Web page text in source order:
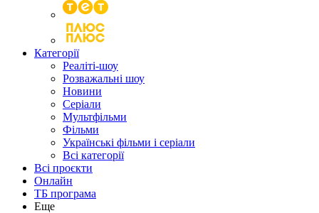
Категорії
Реаліті-шоу
Розважальні шоу
Новини
Серіали
Мультфільми
Фільми
Українські фільми і серіали
Всі категорії
Всі проєкти
Онлайн
ТБ програма
Еще